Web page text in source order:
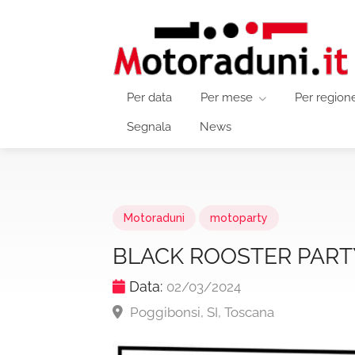
Per data Per mese Per
Segnala News
Motoraduni motoparty
BLACK ROOSTER
Data: 02/03/2024
Poggibonsi, SI, Toscana